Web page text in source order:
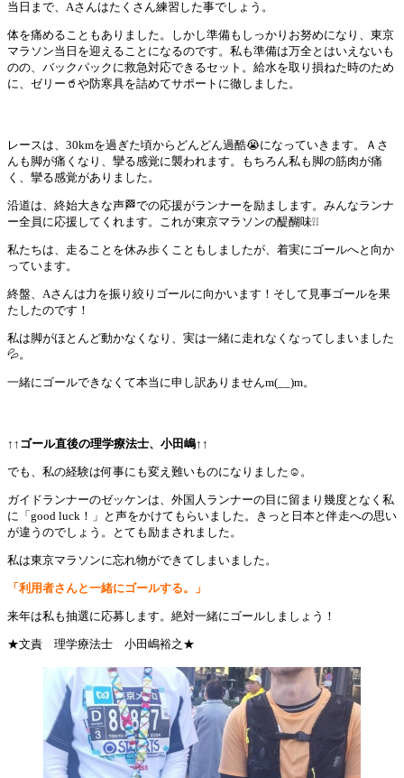
当日まで、Aさんはたくさん練習した事でしょう。
体を痛めることもありました。しかし準備もしっかりお努めになり、東京
マラソン当日を迎えることになるのです。私も準備は万全とはいえないも
のの、バックパックに救急対応できるセット。給水を取り損ねた時のため
に、ゼリー🥤や防寒具を詰めてサポートに徹しました。
レースは、30kmを過ぎた頃からどんどん過酷😭になっていきます。Ａさ
んも脚が痛くなり、攣る感覚に襲われます。もちろん私も脚の筋肉が痛
く、攣る感覚がありました。
沿道は、終始大きな声🏁での応援がランナーを励まします。みんなランナ
ー全員に応援してくれます。これが東京マラソンの醍醐味❕❕
私たちは、走ることを休み歩くこともしましたが、着実にゴールへと向か
っています。
終盤、Aさんは力を振り絞りゴールに向かいます！そして見事ゴールを果
たしたのです！
私は脚がほとんど動かなくなり、実は一緒に走れなくなってしまいました
💦。
一緒にゴールできなくて本当に申し訳ありませんm(__)m。
↑↑ゴール直後の理学療法士、小田嶋↑↑
でも、私の経験は何事にも変え難いものになりました☺。
ガイドランナーのゼッケンは、外国人ランナーの目に留まり幾度となく私
に「good luck！」と声をかけてもらいました。きっと日本と伴走への思い
が違うのでしょう。とても励まされました。
私は東京マラソンに忘れ物ができてしまいました。
「利用者さんと一緒にゴールする。」
来年は私も抽選に応募します。絶対一緒にゴールしましょう！
★文責 理学療法士 小田嶋裕之★